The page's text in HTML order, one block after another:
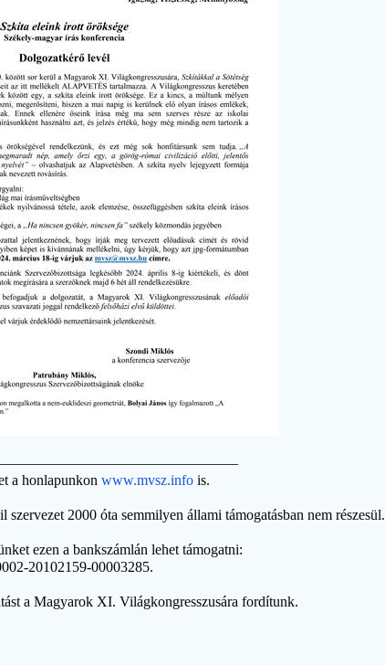
a honlapunkon www.mvsz.info is.
2000 óta semmilyen állami támogatásban nem részesül.
ezen a bankszámlán lehet támogatni:
20102159-00003285.
a Magyarok XI. Világkongresszusára fordítunk.